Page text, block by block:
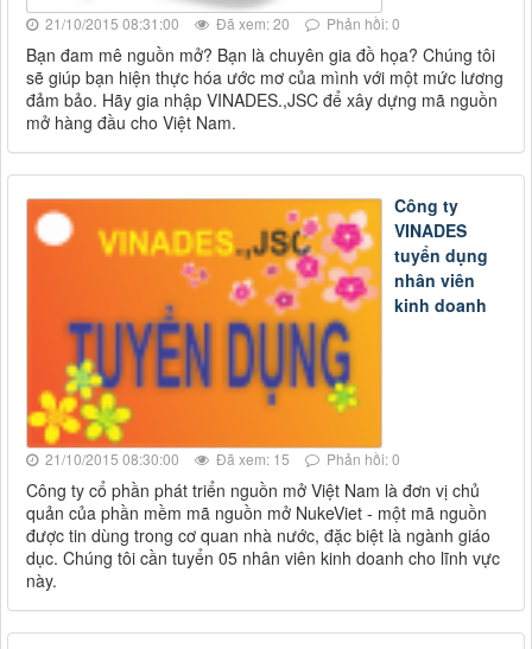
21/10/2015 08:31:00 Đã xem: 20 Phản hồi: 0
Bạn đam mê nguồn mở? Bạn là chuyên gia đồ họa? Chúng tôi
sẽ giúp bạn hiện thực hóa ước mơ của mình với một mức lương
đảm bảo. Hãy gia nhập VINADES.,JSC để xây dựng mã nguồn
mở hàng đầu cho Việt Nam.
Công ty
VINADES
tuyển dụng
nhân viên
kinh doanh
21/10/2015 08:30:00 Đã xem: 15 Phản hồi: 0
Công ty cổ phần phát triển nguồn mở Việt Nam là đơn vị chủ
quản của phần mềm mã nguồn mở NukeViet - một mã nguồn
được tin dùng trong cơ quan nhà nước, đặc biệt là ngành giáo
dục. Chúng tôi cần tuyển 05 nhân viên kinh doanh cho lĩnh vực
này.